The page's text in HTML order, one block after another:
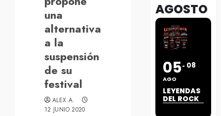
una
alternativa
a la
suspensión
de su
festival
ALEX A.
12 JUNIO 2020
AGOSTO
05
AGO
08
LEYENDAS
DEL ROCK